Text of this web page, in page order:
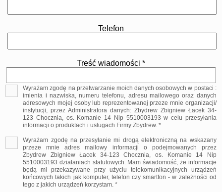
Telefon
Treść wiadomości *
Wyrażam zgodę na przetwarzanie moich danych osobowych w postaci :
imienia i nazwiska, numeru telefonu, adresu mailowego oraz danych
adresowych mojej osoby lub reprezentowanej przeze mnie organizacji/
instytucji, przez Administratora danych: Zbydrew Zbigniew Łacek 34-
123 Chocznia, os. Komanie 14 Nip 5510003193 w celu przesyłania
informacji o produktach i usługach Firmy Zbydrew. *
Wyrażam zgodę na przesyłanie mi drogą elektroniczną na wskazany
przeze mnie adres mailowy informacji o podejmowanych przez
Zbydrew Zbigniew Łacek 34-123 Chocznia, os. Komanie 14 Nip
5510003193 działaniach statutowych. Mam świadomość, że informacje
będą mi przekazywane przy użyciu telekomunikacyjnych urządzeń
końcowych takich jak komputer, telefon czy smartfon - w zależności od
tego z jakich urządzeń korzystam. *